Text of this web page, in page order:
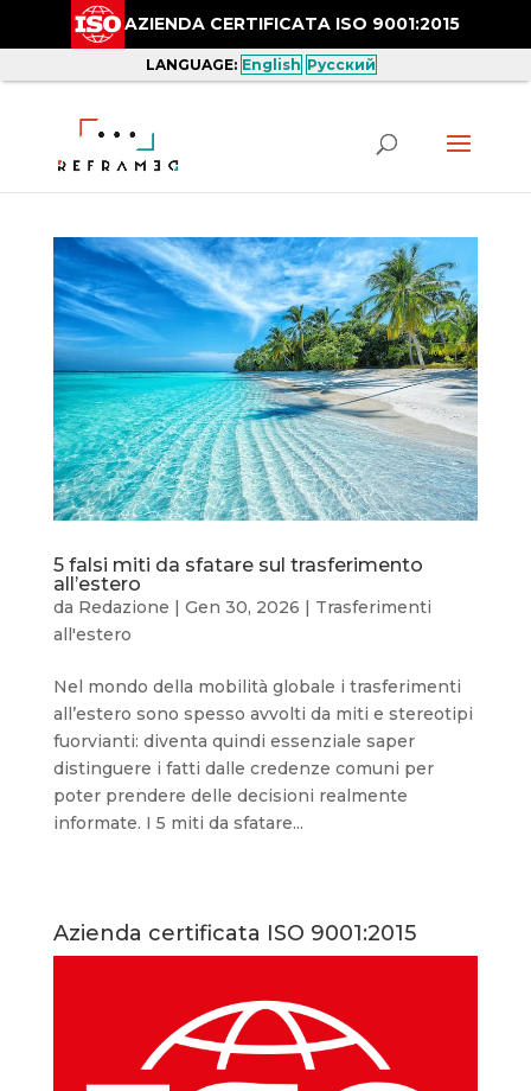
5 falsi miti da sfatare sul trasferimento
all’estero
da Redazione | Gen 30, 2026 | Trasferimenti
all'estero
Nel mondo della mobilità globale i trasferimenti
all’estero sono spesso avvolti da miti e stereotipi
fuorvianti: diventa quindi essenziale saper
distinguere i fatti dalle credenze comuni per
poter prendere delle decisioni realmente
informate. I 5 miti da sfatare...
Azienda certificata ISO 9001:2015
AZIENDA CERTIFICATA ISO 9001:2015
LANGUAGE: English Русский